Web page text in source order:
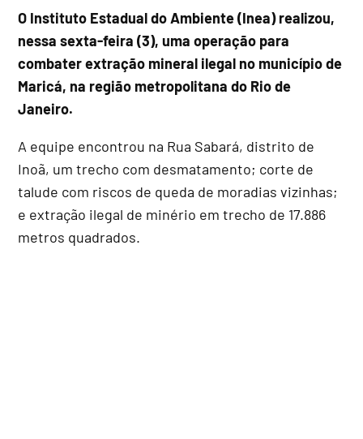
O Instituto Estadual do Ambiente (Inea) realizou,
nessa sexta-feira (3), uma operação para
combater extração mineral ilegal no município de
Maricá, na região metropolitana do Rio de
Janeiro.
A equipe encontrou na Rua Sabará, distrito de
Inoã, um trecho com desmatamento; corte de
talude com riscos de queda de moradias vizinhas;
e extração ilegal de minério em trecho de 17.886
metros quadrados.